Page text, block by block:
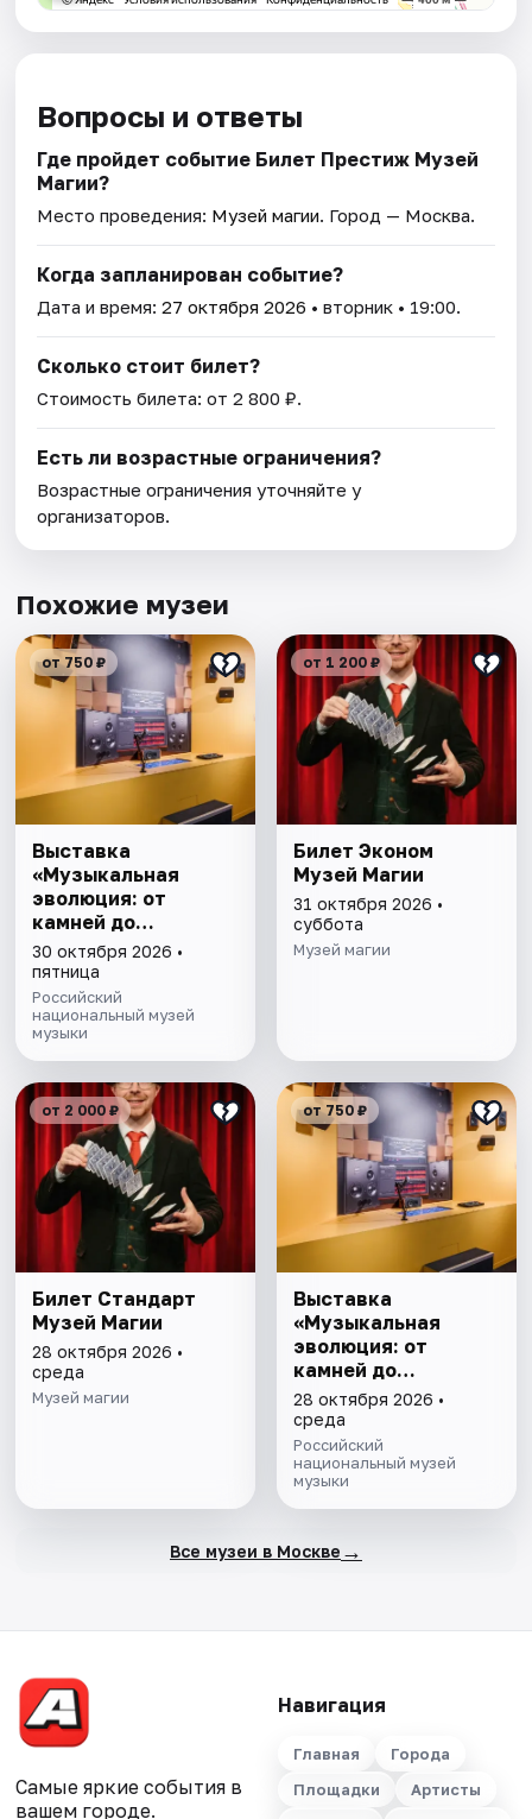
Вопросы и ответы
Где пройдет событие Билет Престиж Музей
Магии?
Место проведения: Музей магии. Город — Москва.
Когда запланирован событие?
Дата и время:27 октября 2026 • вторник • 19:00.
Сколько стоит билет?
Стоимость билета: от 2 800 ₽.
Есть ли возрастные ограничения?
Возрастные ограничения уточняйте у
организаторов.
Похожие музеи
от 750 ₽
Выставка
«Музыкальная
эволюция: от
камней до
нейросети»
30 октября 2026 •
пятница
Российский
национальный музей
музыки
от 1 200 ₽
Билет Эконом
Музей Магии
31 октября 2026 •
суббота
Музей магии
от 2 000 ₽
Билет Стандарт
Музей Магии
28 октября 2026 •
среда
Музей магии
от 750 ₽
Выставка
«Музыкальная
эволюция: от
камней до
нейросети»
28 октября 2026 •
среда
Российский
национальный музей
музыки
Все музеи в Москве →
Самые яркие события в
вашем городе.
Навигация
Главная
Города
Площадки
Артисты